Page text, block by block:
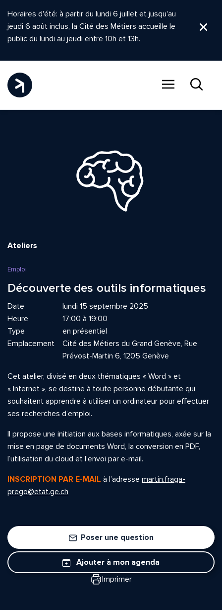
Horaires d'été: à partir du lundi 6 juillet et jusqu'au
jeudi 6 août inclus, la Cité des Métiers accueille le
public du lundi au jeudi entre 10h et 13h.
Ateliers
Emploi
Découverte des outils informatiques
Date
lundi 15 septembre 2025
Heure
17:00 à 19:00
Type
en présentiel
Emplacement
Cité des Métiers du Grand Genève, Rue
Prévost-Martin 6, 1205 Genève
Cet atelier, divisé en deux thématiques « Word » et
« Internet », se destine à toute personne débutante qui
souhaitent apprendre à utiliser un ordinateur pour effectuer
ses recherches d’emploi.
Il propose une initiation aux bases informatiques, axée sur la
mise en page de documents Word, la conversion en PDF,
l’utilisation du cloud et l’envoi par e-mail.
INSCRIPTION PAR E-MAIL à l’adresse martin.fraga-
prego@etat.ge.ch
Poser une question
Ajouter à mon agenda
Imprimer